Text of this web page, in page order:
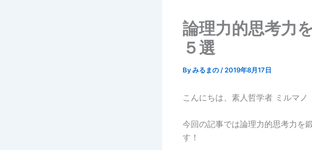
論理力的思考力
５選
Byみるまの / 2019年8月17日
こんにちは、素人哲学者 ミルマノ
今回の記事では論理力的思考力を
す！